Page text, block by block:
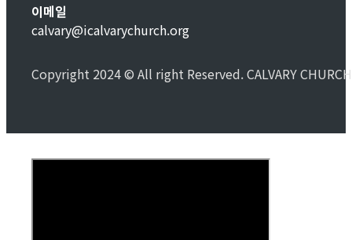
이메일
calvary@icalvarychurch.org
Copyright 2024 © All right Reserved. CALVARY CHURCH